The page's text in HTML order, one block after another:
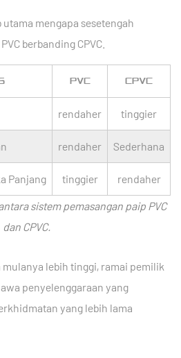
utama mengapa sesetengah
berbanding CPVC.
sistem pemasangan paip PVC
dan CPVC.
PVC CPVC
rendaher tinggier
rendaher Sederhana
Panjang tinggier rendaher
mulanya lebih tinggi, ramai pemilik
penyelenggaraan yang
yang lebih lama